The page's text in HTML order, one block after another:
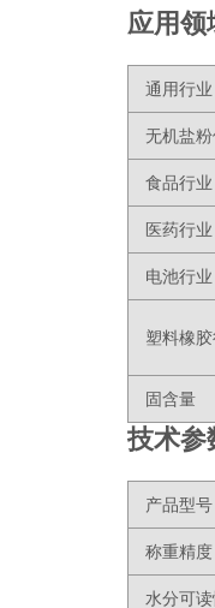
应用领
通用行业
无机盐
食品行业
医药行业
电池行业
塑料橡
固含量
技术参
产品型号
称重精
水分可